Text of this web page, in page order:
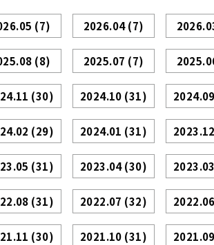
(7) 2026.04(7)
(8) 2025.07 (7)
(30) 2024.10 (31) 2024.09
(29) 2024.01 (31) 2023.12
(31) 2023.04(30) 2023.03
(31) 2022.07 (32) 2022.06
(30) 2021.10 (31) 2021.09